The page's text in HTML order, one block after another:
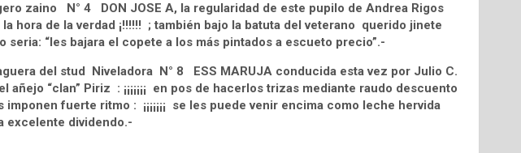
zaino N° 4 DON JOSE A, la regularidad de este pupilo de Andrea Rigos
a la hora de la verdad ¡!!!!!! ; también bajo la batuta del veterano querido jinete
seria: “les bajara el copete a los más pintados a escueto precio”.-
del stud Niveladora N° 8 ESS MARUJA conducida esta vez por Julio C.
“clan” Piriz : ¡¡¡¡¡¡¡ en pos de hacerlos trizas mediante raudo descuento
fuerte ritmo : ¡¡¡¡¡¡¡ se les puede venir encima como leche hervida
excelente dividendo.-